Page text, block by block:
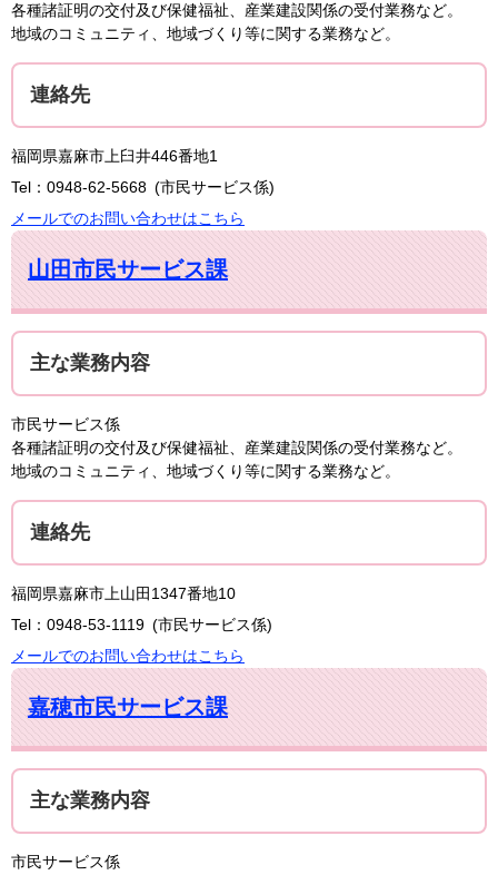
各種諸証明の交付及び保健福祉、産業建設関係の受付業務など。
地域のコミュニティ、地域づくり等に関する業務など。
連絡先
福岡県嘉麻市上臼井446番地1
Tel：0948-62-5668
市民サービス係
メールでのお問い合わせはこちら
山田市民サービス課
主な業務内容
市民サービス係
各種諸証明の交付及び保健福祉、産業建設関係の受付業務など。
地域のコミュニティ、地域づくり等に関する業務など。
連絡先
福岡県嘉麻市上山田1347番地10
Tel：0948-53-1119
市民サービス係
メールでのお問い合わせはこちら
嘉穂市民サービス課
主な業務内容
市民サービス係